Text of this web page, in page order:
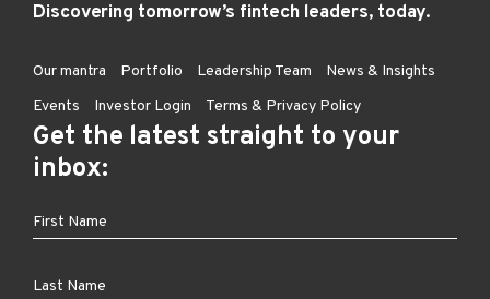
Discovering tomorrow’s fintech leaders, today.
Our mantra Portfolio Leadership Team
News & Insights
Events
Investor Login Terms & Privacy Policy
Get the latest straight to your
inbox: